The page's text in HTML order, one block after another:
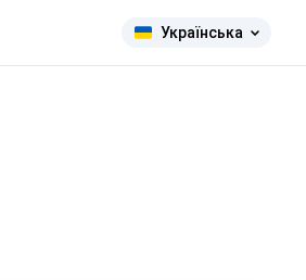
Українська